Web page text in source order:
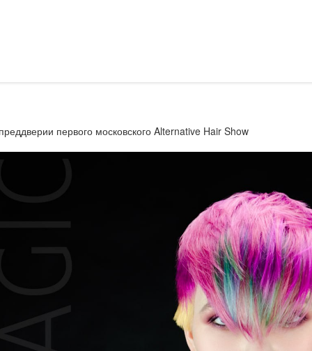
первого московского Alternative Hair Show